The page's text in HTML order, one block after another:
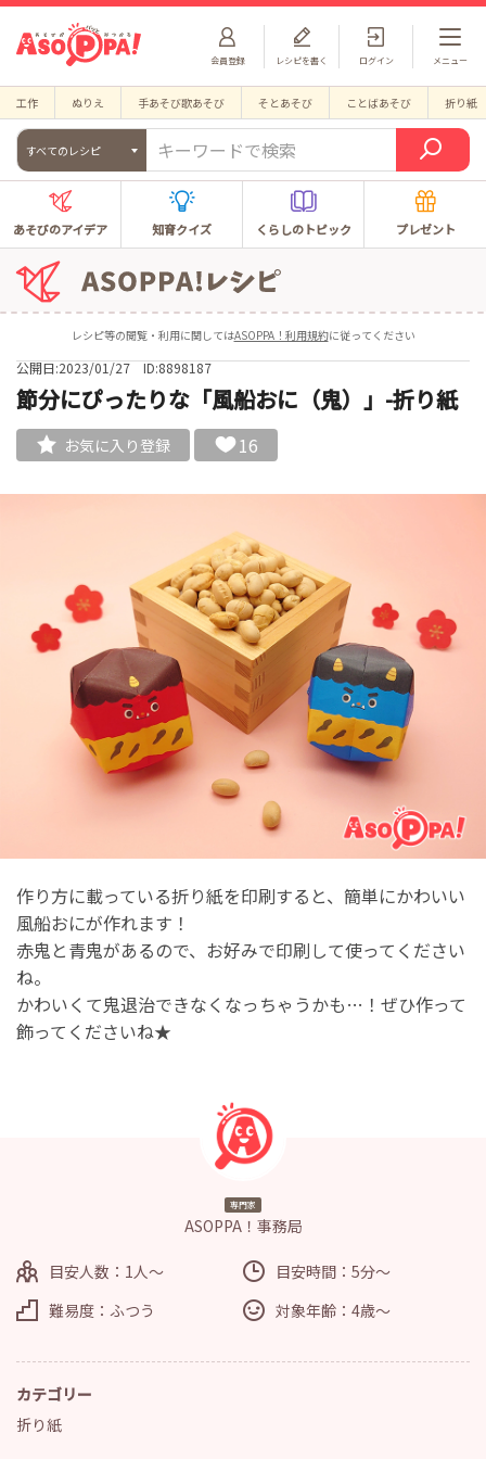
会員登録 ログイン
レシピを書く メニュー
工作 ぬりえ 手あそび歌あそび そとあそび ことばあそび 折り紙
すべてのレシピ
あそびのアイデア 知育クイズ くらしのトピック プレゼント
レシピ等の閲覧・利用に関してはASOPPA！利用規約に従ってください
公開日:2023/01/27 ID:8898187
節分にぴったりな「風船おに（鬼）」-折り紙
お気に入り登録 16
作り方に載っている折り紙を印刷すると、簡単にかわいい
風船おにが作れます！
赤鬼と青鬼があるので、お好みで印刷して使ってください
ね。
かわいくて鬼退治できなくなっちゃうかも…！ぜひ作って
飾ってくださいね★
専門家
ASOPPA！事務局
目安人数：1人～
目安時間：5分～
難易度：ふつう
対象年齢：4歳～
カテゴリー
折り紙